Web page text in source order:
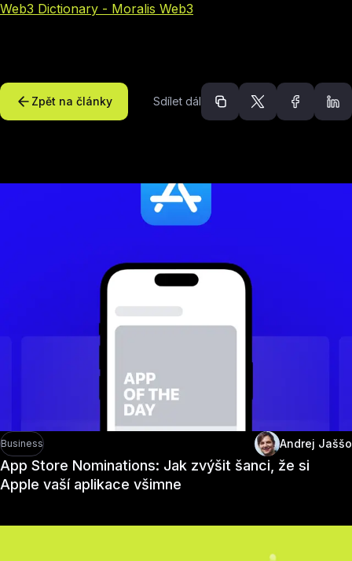
Web3 Dictionary - Moralis Web3
Zpět na články Sdílet dál
Doporučené články
Business Andrej Jaššo
App Store Nominations: Jak zvýšit šanci, že si
Apple vaší aplikace všimne